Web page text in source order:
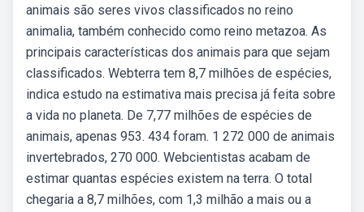
animais são seres vivos classificados no reino
animalia, também conhecido como reino metazoa. As
principais características dos animais para que sejam
classificados. Webterra tem 8,7 milhões de espécies,
indica estudo na estimativa mais precisa já feita sobre
a vida no planeta. De 7,77 milhões de espécies de
animais, apenas 953. 434 foram. 1 272 000 de animais
invertebrados, 270 000. Webcientistas acabam de
estimar quantas espécies existem na terra. O total
chegaria a 8,7 milhões, com 1,3 milhão a mais ou a